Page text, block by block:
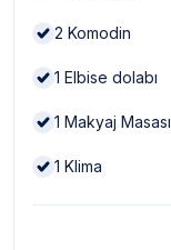
2 Komodin
1 Elbise dolabı
1 Makyaj Masası
1 Klima